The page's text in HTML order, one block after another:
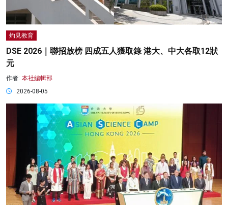
灼見教育
DSE 2026｜聯招放榜 四成五人獲取錄 港大、中大各取12狀
元
作者: 本社編輯部
2026-08-05